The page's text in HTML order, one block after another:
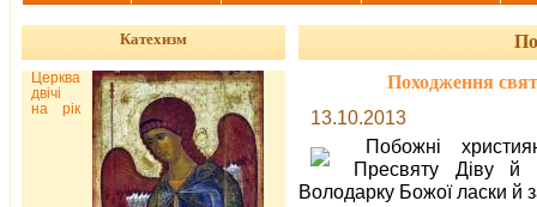
Походження
13.10.2013
Побожні
Пресвяту Діву й
Володарку Божої ласки й
Катехизм
Церква
двічі
на рік